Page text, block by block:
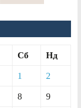
Сб Нд
1 2
8 9